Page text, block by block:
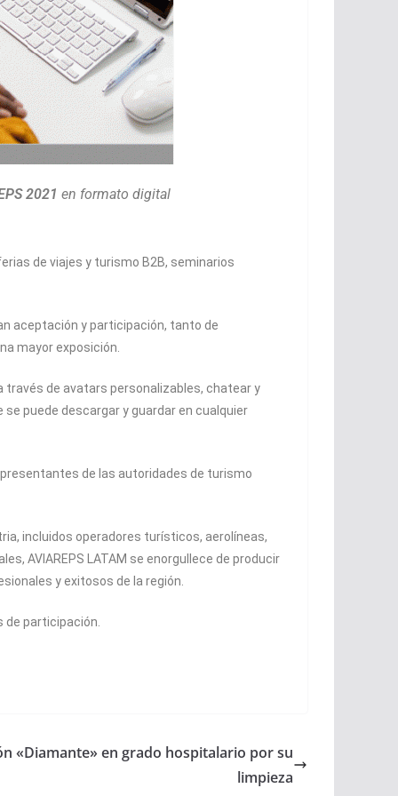
2021 en formato digital
de viajes y turismo B2B, seminarios
aceptación y participación, tanto de
mayor exposición.
de avatars personalizables, chatear y
puede descargar y guardar en cualquier
de las autoridades de turismo
incluidos operadores turísticos, aerolíneas,
AVIAREPS LATAM se enorgullece de producir
y exitosos de la región.
participación.
«Diamante» en grado hospitalario por su
limpieza